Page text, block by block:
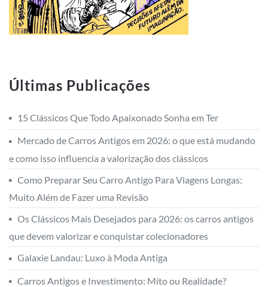
Últimas Publicações
15 Clássicos Que Todo Apaixonado Sonha em Ter
Mercado de Carros Antigos em 2026: o que está mudando
e como isso influencia a valorização dos clássicos
Como Preparar Seu Carro Antigo Para Viagens Longas:
Muito Além de Fazer uma Revisão
Os Clássicos Mais Desejados para 2026: os carros antigos
que devem valorizar e conquistar colecionadores
Galaxie Landau: Luxo à Moda Antiga
Carros Antigos e Investimento: Mito ou Realidade?